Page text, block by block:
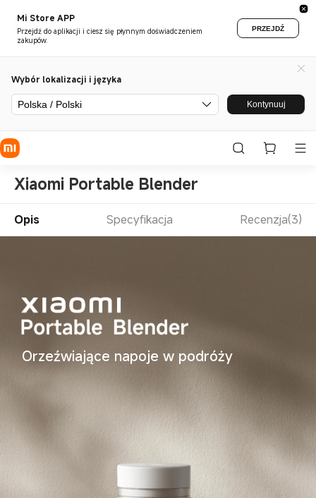
Mi Store APP
Przejdź do aplikacji i ciesz się płynnym doświadczeniem
zakupów.
PRZEJDŹ
Wybór lokalizacji i języka
Polska / Polski Kontynuuj
Xiaomi Portable Blender
Opis Specyfikacja Recenzja(3)
Orzeźwiające napoje w podróży